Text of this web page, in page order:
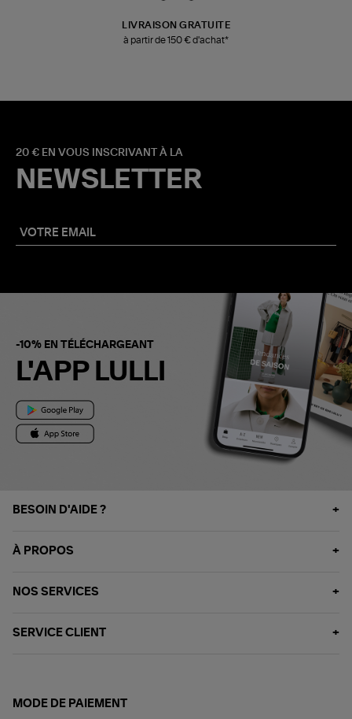
LIVRAISON GRATUITE
à partir de 150 € d'achat*
20 € EN VOUS INSCRIVANT À LA
NEWSLETTER
-10% EN TÉLÉCHARGEANT
L'APP LULLI
BESOIN D'AIDE ?
À PROPOS
NOS SERVICES
SERVICE CLIENT
MODE DE PAIEMENT